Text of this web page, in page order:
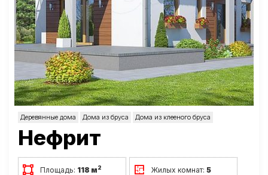
Деревянные дома Дома из бруса Дома из клееного бруса
Нефрит
Площадь: 118 м2 Жилых комнат:5